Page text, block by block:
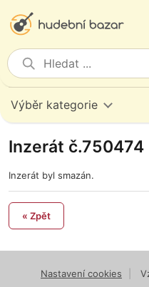
Výběr kategorie
Inzerát č.750474
Inzerát byl smazán.
« Zpět
Nastavení cookies